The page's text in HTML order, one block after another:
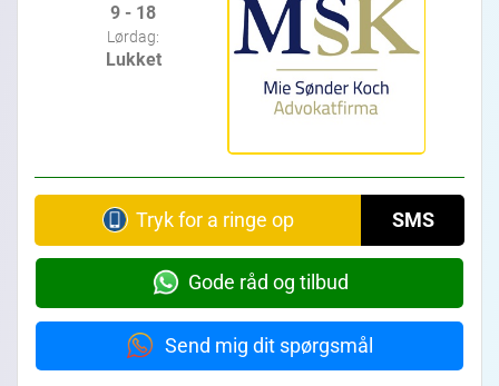
9 - 18
Lørdag:
Lukket
Tryk for a ringe op SMS
Gode råd og tilbud
Send mig dit spørgsmål